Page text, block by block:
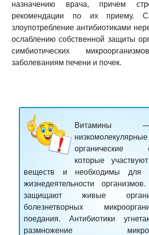
назначению врача, причем
рекомендации по их приему.
злоупотребление антибиотиками
ослаблению собственной защиты
симбиотических
заболеваниям печени и почек.
Витамины —
низкомолекулярные
органические
которые
веществ и необходимы для
жизнедеятельности организмов.
защищают живые
болезнетворных
поедания. Антибиотики
размножение